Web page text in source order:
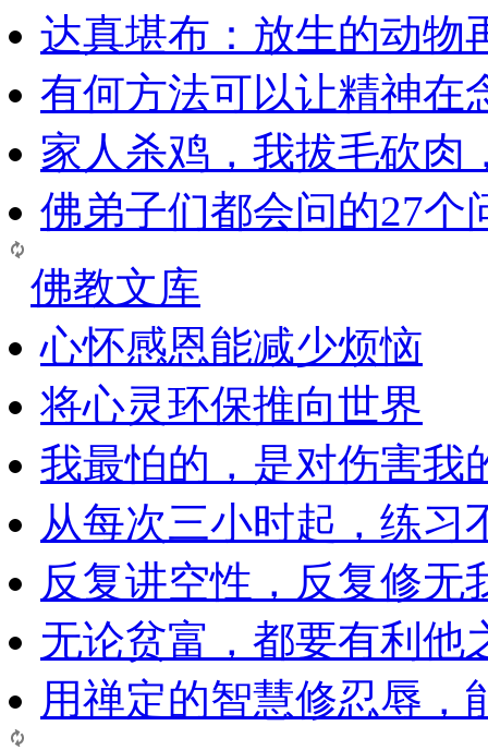
达真堪布：放生的动物
有何方法可以让精神在
家人杀鸡，我拔毛砍肉
佛弟子们都会问的27个
佛教文库
心怀感恩能减少烦恼
将心灵环保推向世界
我最怕的，是对伤害我
从每次三小时起，练习
反复讲空性，反复修无
无论贫富，都要有利他
用禅定的智慧修忍辱，